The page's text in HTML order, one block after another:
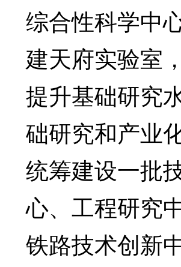
综合性科学中
建天府实验室
提升基础研究
础研究和产业
统筹建设一批
心、工程研究
铁路技术创新